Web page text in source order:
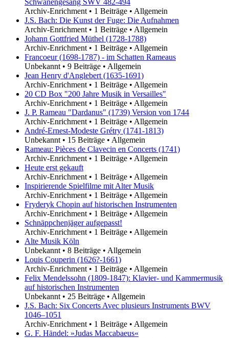
Archiv-Enrichment • 1 Beiträge • Allgemein
J.S. Bach: Die Kunst der Fuge: Die Aufnahmen
Archiv-Enrichment • 1 Beiträge • Allgemein
Johann Gottfried Müthel (1728-1788)
Archiv-Enrichment • 1 Beiträge • Allgemein
Francoeur (1698-1787) - im Schatten Rameaus
Unbekannt • 9 Beiträge • Allgemein
Jean Henry d'Anglebert (1635-1691)
Archiv-Enrichment • 1 Beiträge • Allgemein
20 CD Box "200 Jahre Musik in Versailles"
Archiv-Enrichment • 1 Beiträge • Allgemein
J. P. Rameau "Dardanus" (1739) Version von 1744
Archiv-Enrichment • 1 Beiträge • Allgemein
André-Ernest-Modeste Grétry (1741-1813)
Unbekannt • 15 Beiträge • Allgemein
Rameau: Pièces de Clavecin en Concerts (1741)
Archiv-Enrichment • 1 Beiträge • Allgemein
Heute erst gekauft
Archiv-Enrichment • 1 Beiträge • Allgemein
Inspirierende Spielfilme mit Alter Musik
Archiv-Enrichment • 1 Beiträge • Allgemein
Fryderyk Chopin auf historischen Instrumenten
Archiv-Enrichment • 1 Beiträge • Allgemein
Schnäppchenjäger aufgepasst!
Archiv-Enrichment • 1 Beiträge • Allgemein
Alte Musik Köln
Unbekannt • 8 Beiträge • Allgemein
Louis Couperin (1626?-1661)
Archiv-Enrichment • 1 Beiträge • Allgemein
Felix Mendelssohn (1809-1847): Klavier- und Kammermusik
auf historischen Instrumenten
Unbekannt • 25 Beiträge • Allgemein
J.S. Bach: Six Concerts Avec plusieurs Instruments BWV
1046–1051
Archiv-Enrichment • 1 Beiträge • Allgemein
G. F. Händel: »Judas Maccabaeus«